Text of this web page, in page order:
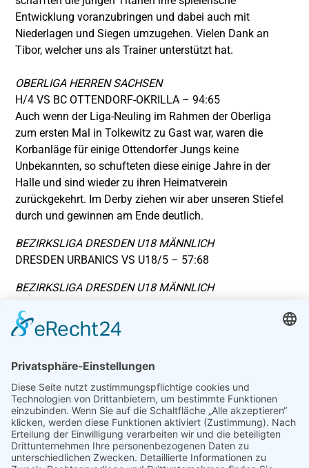
Entwicklung voranzubringen und dabei auch mit
Niederlagen und Siegen umzugehen. Vielen Dank an
Tibor, welcher uns als Trainer unterstützt hat.
OBERLIGA HERREN SACHSEN
H/4 VS BC OTTENDORF-OKRILLA – 94:65
Auch wenn der Liga-Neuling im Rahmen der Oberliga
zum ersten Mal in Tolkewitz zu Gast war, waren die
Korbanläge für einige Ottendorfer Jungs keine
Unbekannten, so schufteten diese einige Jahre in der
Halle und sind wieder zu ihren Heimatverein
zurückgekehrt. Im Derby ziehen wir aber unseren Stiefel
durch und gewinnen am Ende deutlich.
BEZIRKSLIGA DRESDEN U18 MÄNNLICH
DRESDEN URBANICS VS U18/5 – 57:68
BEZIRKSLIGA DRESDEN U18 MÄNNLICH
BEZIRKSOBERLIGA DRESDEN U16 MÄNNLICH
Folgt uns für alle News und Informationen rund um den
Verein und den Nachwuchs auf
Instagram
Facebook
<< Zurück zur Übersicht